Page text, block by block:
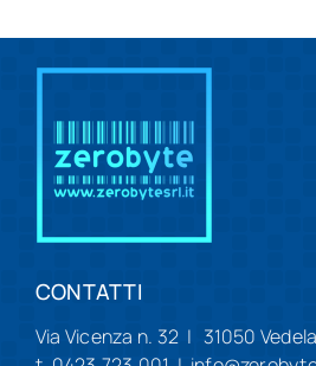
CONTATTI
Via Vicenza n. 32 | 31050